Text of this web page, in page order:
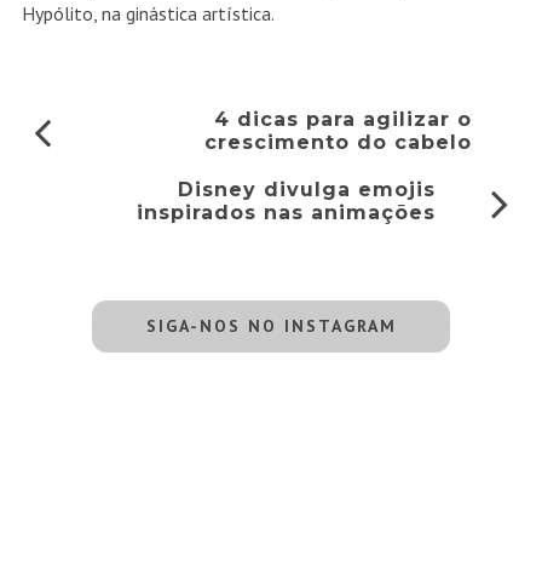
Hypólito, na ginástica artística.
4 dicas para agilizar o
crescimento do cabelo
Disney divulga emojis
inspirados nas animações
SIGA-NOS NO INSTAGRAM